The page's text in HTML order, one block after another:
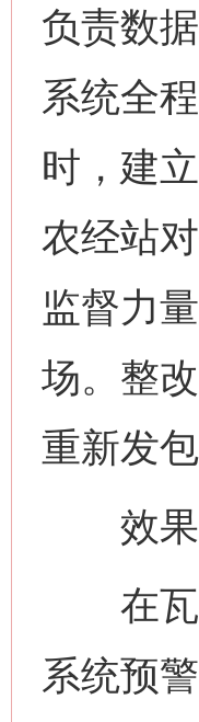
负责数
系统全
时，建
农经站
监督力
场。整
重新发
效果
在瓦
系统预